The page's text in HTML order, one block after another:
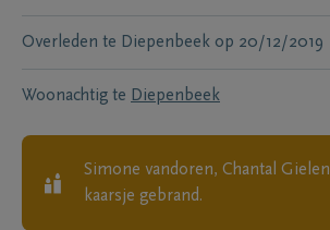
Overleden te Diepenbeek op 20/12/2019
Woonachtig te Diepenbeek
Simone vandoren, Chantal Gielen
kaarsje gebrand.